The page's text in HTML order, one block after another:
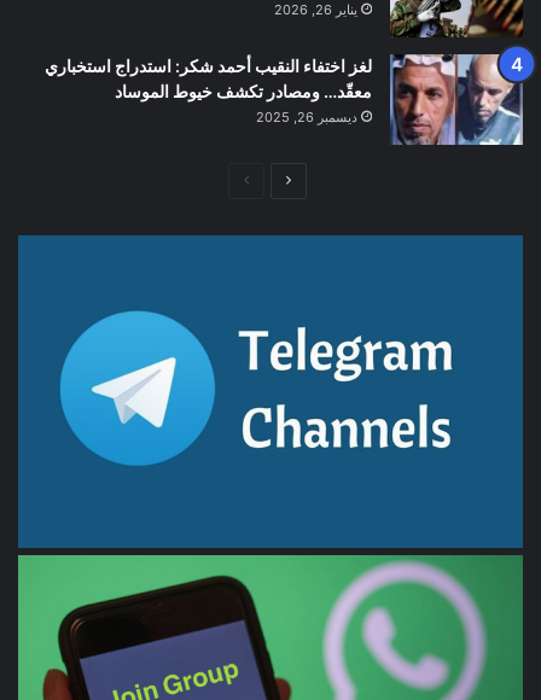
يناير 26, 2026
لغز اختفاء النقيب أحمد شكر: استدراج استخباري
معقّد… ومصادر تكشف خيوط الموساد
ديسمبر 26, 2025
الصفحة